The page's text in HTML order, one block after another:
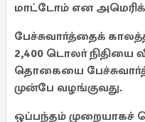
மாட்டோம் என
பேச்சுவாா்த்தைக்
2,400 டொலா் நிதியை
தொகையை
முன்பே வழங்குவது.
ஒப்பந்தம் முறையாகச்